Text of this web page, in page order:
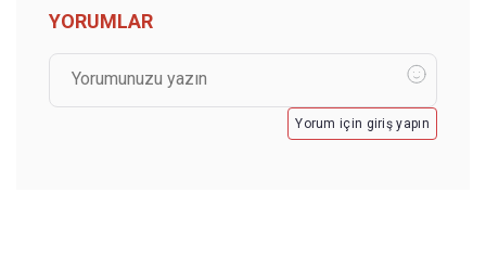
YORUMLAR
Yorum için giriş yapın